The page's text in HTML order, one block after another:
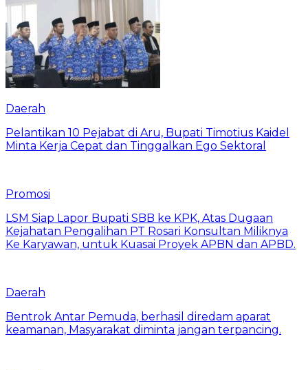
Daerah
Pelantikan 10 Pejabat di Aru, Bupati Timotius Kaidel
Minta Kerja Cepat dan Tinggalkan Ego Sektoral
Promosi
LSM Siap Lapor Bupati SBB ke KPK, Atas Dugaan
Kejahatan Pengalihan PT Rosari Konsultan Miliknya
Ke Karyawan, untuk Kuasai Proyek APBN dan APBD.
Daerah
Bentrok Antar Pemuda, berhasil diredam aparat
keamanan, Masyarakat diminta jangan terpancing.